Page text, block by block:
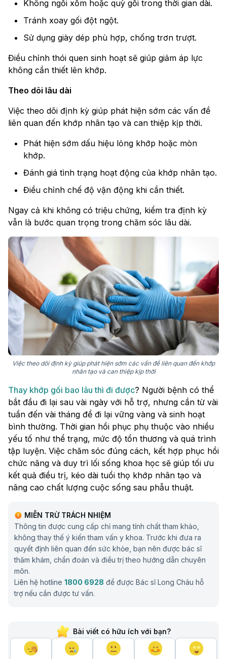
Không ngồi xổm hoặc quỳ gối trong thời gian dài.
Tránh xoay gối đột ngột.
Sử dụng giày dép phù hợp, chống trơn trượt.
Điều chỉnh thói quen sinh hoạt sẽ giúp giảm áp lực
không cần thiết lên khớp.
Theo dõi lâu dài
Việc theo dõi định kỳ giúp phát hiện sớm các vấn đề
liên quan đến khớp nhân tạo và can thiệp kịp thời.
Phát hiện sớm dấu hiệu lỏng khớp hoặc mòn
khớp.
Đánh giá tình trạng hoạt động của khớp nhân tạo.
Điều chỉnh chế độ vận động khi cần thiết.
Ngay cả khi không có triệu chứng, kiểm tra định kỳ
vẫn là bước quan trọng trong chăm sóc lâu dài.
Việc theo dõi định kỳ giúp phát hiện sớm các vấn đề liên quan đến khớp
nhân tạo và can thiệp kịp thời
Thay khớp gối bao lâu thì đi được? Người bệnh có thể
bắt đầu đi lại sau vài ngày với hỗ trợ, nhưng cần từ vài
tuần đến vài tháng để đi lại vững vàng và sinh hoạt
bình thường. Thời gian hồi phục phụ thuộc vào nhiều
yếu tố như thể trạng, mức độ tổn thương và quá trình
tập luyện. Việc chăm sóc đúng cách, kết hợp phục hồi
chức năng và duy trì lối sống khoa học sẽ giúp tối ưu
kết quả điều trị, kéo dài tuổi thọ khớp nhân tạo và
nâng cao chất lượng cuộc sống sau phẫu thuật.
MIỄN TRỪ TRÁCH NHIỆM
Thông tin được cung cấp chỉ mang tính chất tham khảo,
không thay thế ý kiến tham vấn y khoa. Trước khi đưa ra
quyết định liên quan đến sức khỏe, bạn nên được bác sĩ
thăm khám, chẩn đoán và điều trị theo hướng dẫn chuyên
môn.
Liên hệ hotline 1800 6928 để được Bác sĩ Long Châu hỗ
trợ nếu cần được tư vấn.
Bài viết có hữu ích với bạn?